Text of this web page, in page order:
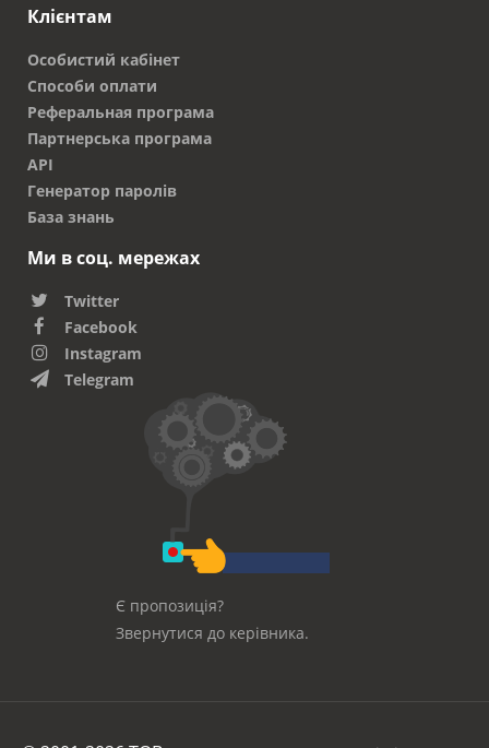
Клієнтам
Особистий кабінет
Способи оплати
Реферальная програма
Партнерська програма
API
Генератор паролів
База знань
Ми в соц. мережах
Twitter
Facebook
Instagram
Telegram
Є пропозиція?
Звернутися до керівника.